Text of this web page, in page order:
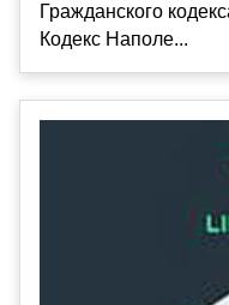
Гражданского
Кодекс Наполе...